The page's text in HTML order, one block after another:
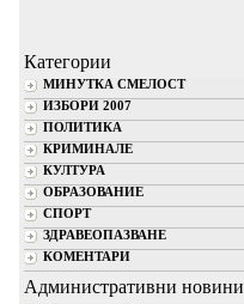
Категории
МИНУТКА СМЕЛОСТ
ИЗБОРИ 2007
ПОЛИТИКА
КРИМИНАЛЕ
КУЛТУРА
ОБРАЗОВАНИЕ
СПОРТ
ЗДРАВЕОПАЗВАНЕ
КОМЕНТАРИ
Административни новини